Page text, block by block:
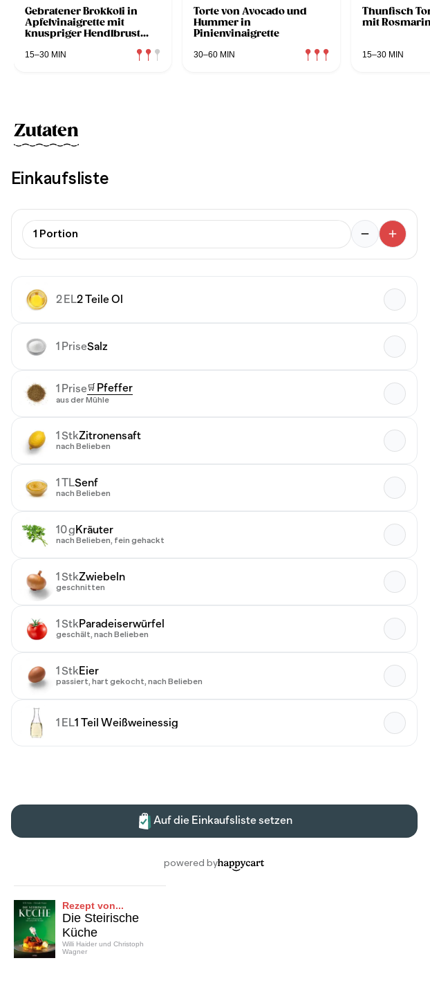
Gebratener Brokkoli in
Apfelvinaigrette mit
knuspriger Hendlbrust
15–30 MIN
Torte von Avocado und
Hummer in
Pinienvinaigrette
30–60 MIN
Thunfisch
mit
15–30 MIN
Zutaten
Rezept von...
Die Steirische
Küche
Willi Haider und Christoph
Wagner